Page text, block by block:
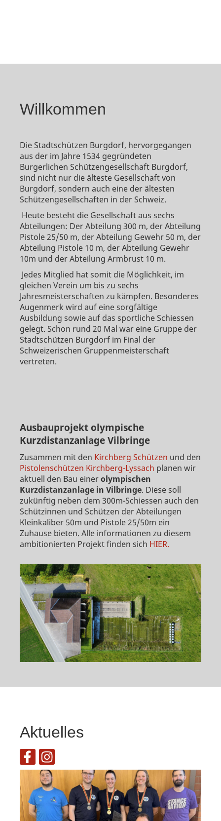
Willkommen
Die Stadtschützen Burgdorf, hervorgegangen
aus der im Jahre 1534 gegründeten
Burgerlichen Schützengesellschaft Burgdorf,
sind nicht nur die älteste Gesellschaft von
Burgdorf, sondern auch eine der ältesten
Schützengesellschaften in der Schweiz.
Heute besteht die Gesellschaft aus sechs
Abteilungen: Der Abteilung 300 m, der Abteilung
Pistole 25/50 m, der Abteilung Gewehr 50 m, der
Abteilung Pistole 10 m, der Abteilung Gewehr
10m und der Abteilung Armbrust 10 m.
Jedes Mitglied hat somit die Möglichkeit, im
gleichen Verein um bis zu sechs
Jahresmeisterschaften zu kämpfen. Besonderes
Augenmerk wird auf eine sorgfältige
Ausbildung sowie auf das sportliche Schiessen
gelegt. Schon rund 20 Mal war eine Gruppe der
Stadtschützen Burgdorf im Final der
Schweizerischen Gruppenmeisterschaft
vertreten.
Ausbauprojekt olympische
Kurzdistanzanlage Vilbringe
Zusammen mit den Kirchberg Schützen und den
Pistolenschützen Kirchberg-Lyssach planen wir
aktuell den Bau einerolympischen
Kurzdistanzanlage in Vilbringe. Diese soll
zukünftig neben dem 300m-Schiessen auch den
Schützinnen und Schützen der Abteilungen
Kleinkaliber 50m und Pistole 25/50m ein
Zuhause bieten. Alle informationen zu diesem
ambitionierten Projekt finden sich HIER.
Aktuelles